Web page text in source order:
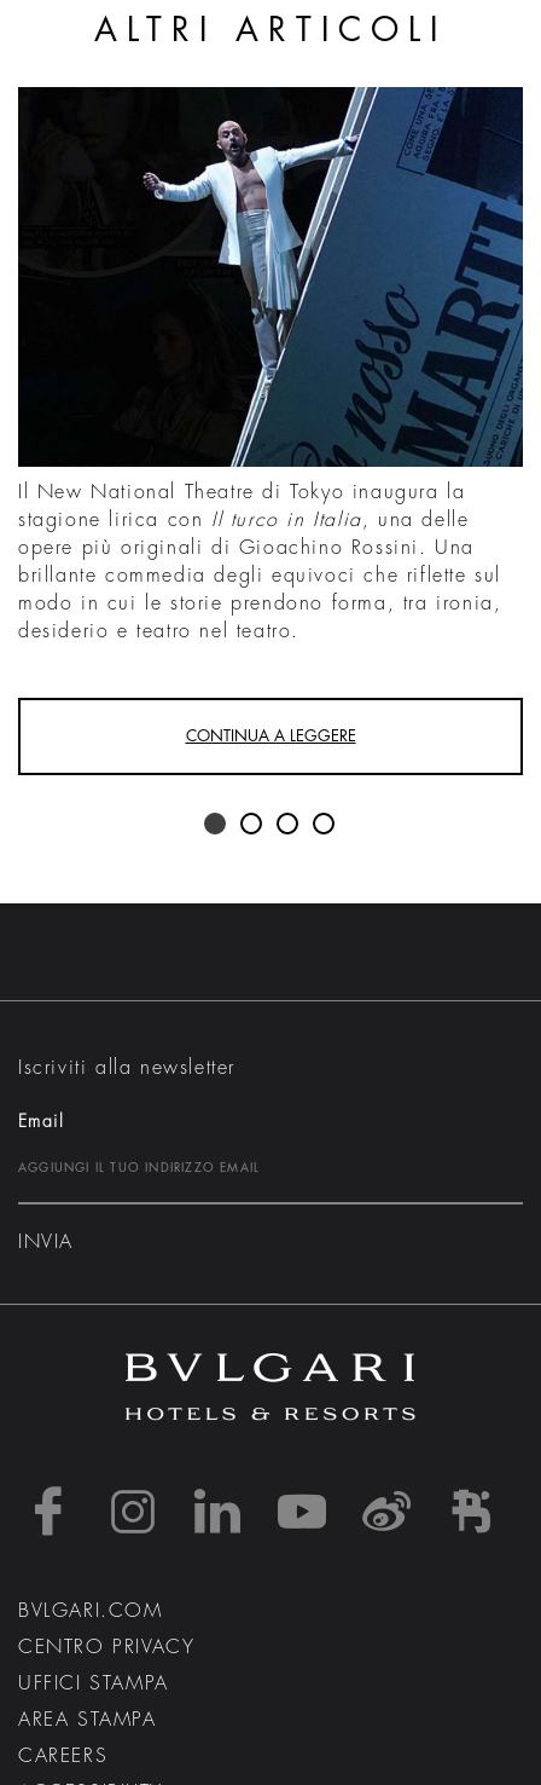
ALTRI ARTICOLI
Il New National Theatre di Tokyo inaugura la
stagione lirica con Il turco in Italia , una delle
opere più originali di Gioachino Rossini. Una
brillante commedia degli equivoci che riflette sul
modo in cui le storie prendono forma, tra ironia,
desiderio e teatro nel teatro.
CONTINUA A LEGGERE
Iscriviti alla newsletter
Email
INVIA
https://https://https://
https://
BVLGARI.COM
CENTRO PRIVACY
UFFICI STAMPA
AREA STAMPA
CAREERS